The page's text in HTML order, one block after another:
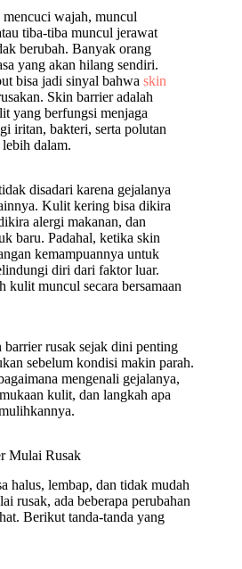
wajah, muncul
tiba-tiba muncul jerawat
berubah. Banyak orang
yang akan hilang sendiri.
bisa jadi sinyal bahwa skin
Skin barrier adalah
yang berfungsi menjaga
iritan, bakteri, serta polutan
dalam.
disadari karena gejalanya
Kulit kering bisa dikira
alergi makanan, dan
baru. Padahal, ketika skin
kemampuannya untuk
diri dari faktor luar.
kulit muncul secara bersamaan
rusak sejak dini penting
sebelum kondisi makin parah.
mengenali gejalanya,
kulit, dan langkah apa
Mulai Rusak
halus, lembap, dan tidak mudah
rusak, ada beberapa perubahan
Berikut tanda-tanda yang